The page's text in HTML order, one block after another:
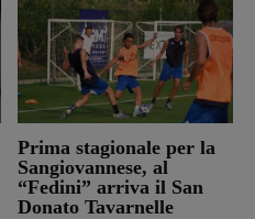
Prima stagionale per la
Sangiovannese, al
“Fedini” arriva il San
Donato Tavarnelle